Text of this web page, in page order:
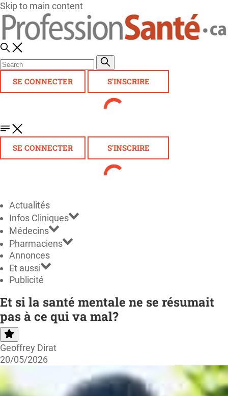
Skip to main content
SE CONNECTER S'INSCRIRE
SE CONNECTER S'INSCRIRE
Actualités
Infos Cliniques
Médecins
Pharmaciens
Annonces
Et aussi
Publicité
Et si la santé mentale ne se résumait
pas à ce qui va mal?
Geoffrey Dirat
20/05/2026